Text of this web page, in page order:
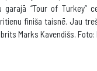
garajā “Tour of Turkey”
finiša taisnē. Jau
Marks Kavendišs.